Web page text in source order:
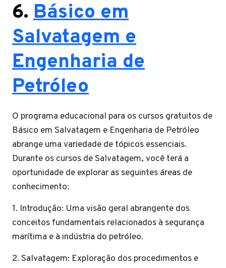
6. Básico em
Salvatagem e
Engenharia de
Petróleo
O programa educacional para os cursos gratuitos de
Básico em Salvatagem e Engenharia de Petróleo
abrange uma variedade de tópicos essenciais.
Durante os cursos de Salvatagem, você terá a
oportunidade de explorar as seguintes áreas de
conhecimento:
1. Introdução: Uma visão geral abrangente dos
conceitos fundamentais relacionados à segurança
marítima e à indústria do petróleo.
2. Salvatagem: Exploração dos procedimentos e